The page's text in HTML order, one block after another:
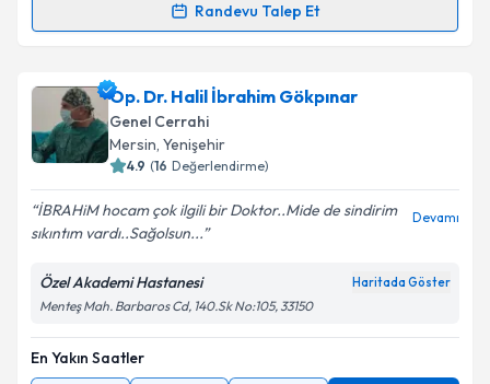
Randevu Talep Et
Randevu Takvimi Talebi
Op. Dr. Onur Bora Aslaniçin randevu takvimi talebi
oluşturun. Size bu uzmandan randevu almanız için bir
takvim hazırlandığında e-posta ile bilgilendireceğiz.
Kişisel verilerimin işlenmesine ilişkin
Aydınlatma
Metni'ni okudum ve kişisel verilerimin belirtilen
kapsamda işlenmesini kabul ediyorum.
Op. Dr. Halil İbrahim Gökpınar
Genel Cerrahi
Mersin, Yenişehir
4.9 (16 Değerlendirme)
İBRAHiM hocam çok ilgili bir Doktor..Mide de sindirim
sıkıntım vardı..Sağolsun...
Devamı
Özel Akademi Hastanesi Haritada Göster
Menteş Mah. Barbaros Cd, 140.Sk No:105, 33150
En Yakın Saatler